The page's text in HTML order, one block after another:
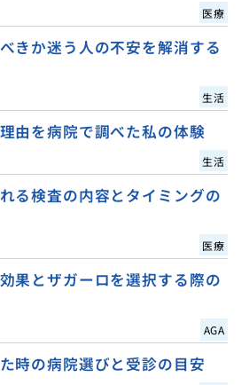
医療
きか迷う人の不安を解消する
生活
由を病院で調べた私の体験
生活
る検査の内容とタイミングの
医療
果とザガーロを選択する際の
AGA
時の病院選びと受診の目安